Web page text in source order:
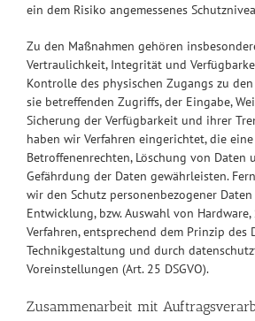
ein dem Risiko angemessenes
Zu den Maßnahmen gehören
Vertraulichkeit, Integrität und
Kontrolle des physischen Zugangs zu
sie betreffenden Zugriffs, der Eingabe,
Sicherung der Verfügbarkeit und ihrer
haben wir Verfahren eingerichtet, die
Betroffenenrechten, Löschung von Daten
Gefährdung der Daten gewährleisten.
wir den Schutz personenbezogener
Entwicklung, bzw. Auswahl von
Verfahren, entsprechend dem Prinzip des
Technikgestaltung und durch
Voreinstellungen (Art. 25 DSGVO).
Zusammenarbeit mit